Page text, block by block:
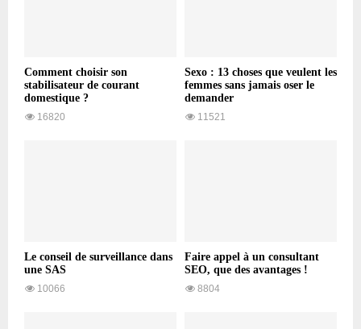
Comment choisir son
stabilisateur de courant
domestique ?
16820
Sexo : 13 choses que veulent les
femmes sans jamais oser le
demander
11521
Le conseil de surveillance dans
une SAS
10066
Faire appel à un consultant
SEO, que des avantages !
8804